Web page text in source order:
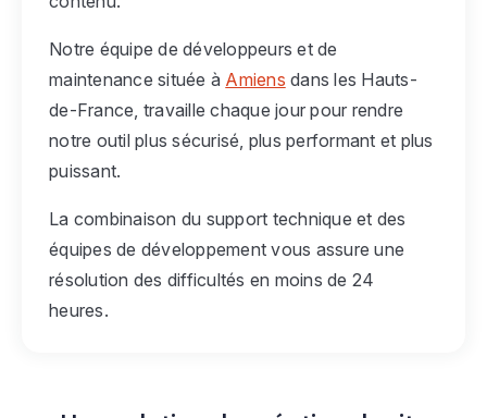
Notre équipe de développeurs et de
maintenance située à Amiens dans les Hauts-
de-France, travaille chaque jour pour rendre
notre outil plus sécurisé, plus performant et plus
puissant.
La combinaison du support technique et des
équipes de développement vous assure une
résolution des difficultés en moins de 24
heures.